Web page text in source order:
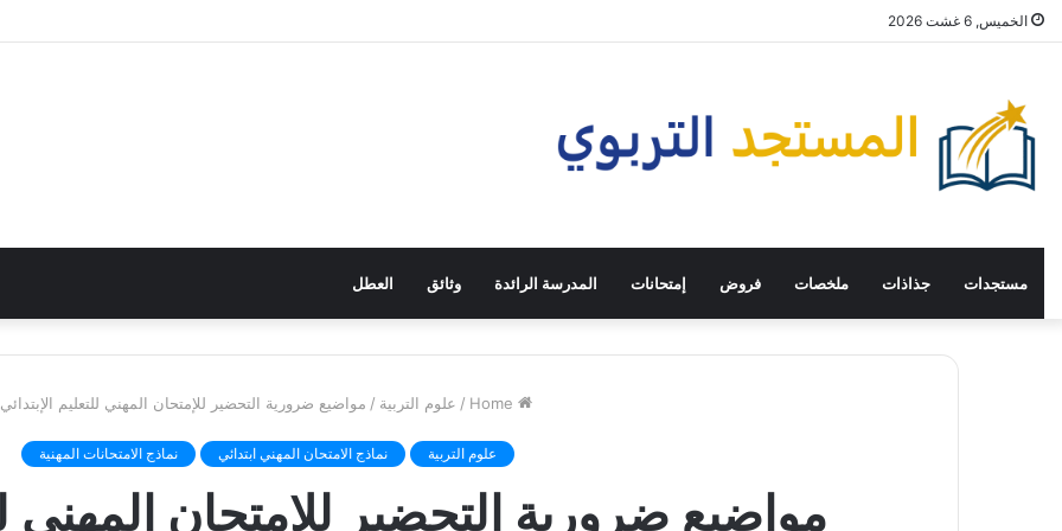
الخميس, 6 غشت 2026
مستجدات جذاذات ملخصات فروض إمتحانات المدرسة الرائدة وثائق العطل
/ علوم التربية / مواضيع ضرورية التحضير للإمتحان المهني للتعليم الإبتدائي
علوم التربية نماذج الامتحان المهني ابتدائي نماذج الامتحانات المهنية
مواضيع ضرورية التحضير للإمتحان المهني